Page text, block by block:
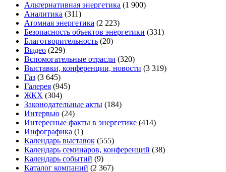
Альтернативная энергетика (1 900)
Аналитика (311)
Атомная энергетика (2 223)
Безопасность объектов энергетики (331)
Благотворительность (20)
Видео (229)
Вспомогательные отрасли (320)
Выставки, конференции, новости (3 319)
Газ (3 645)
Галерея (945)
ЖКХ (304)
Законодательные акты (184)
Интервью (24)
Интересные факты в энергетике (414)
Инфографика (1)
Календарь выставок (555)
Календарь семинаров, конференций (38)
Календарь событий (9)
Каталог компаний (2 367)